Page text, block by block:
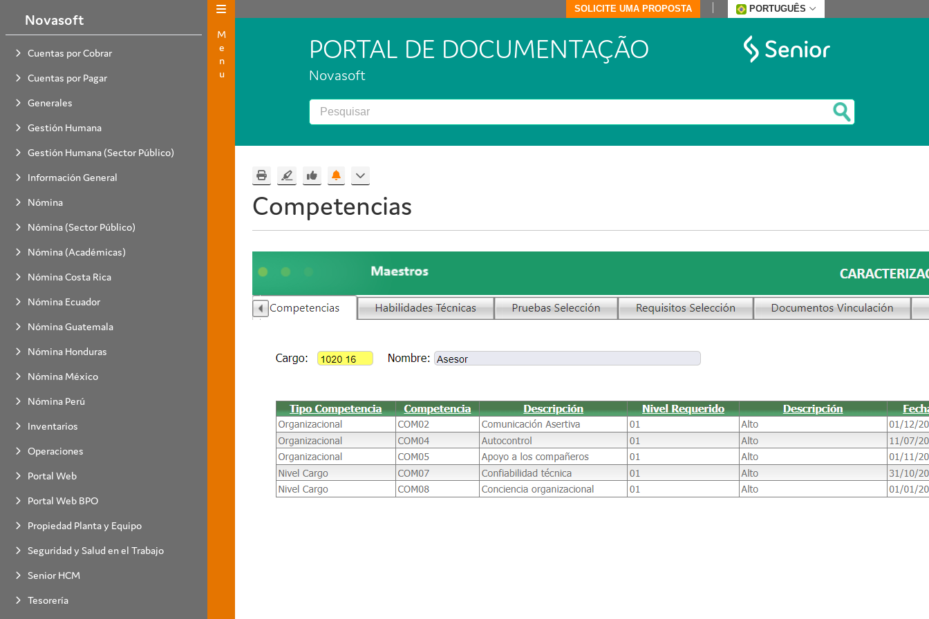
Novasoft
Cuentas por Cobrar
Cuentas por Pagar
Generales
Gestión Humana
Gestión Humana (Sector Público)
Información General
Nómina
Nómina (Sector Público)
Nómina (Académicas)
Nómina Costa Rica
Nómina Ecuador
Nómina Guatemala
Nómina Honduras
Nómina México
Nómina Perú
Inventarios
Operaciones
Portal Web
Portal Web BPO
Propiedad Planta y Equipo
Seguridad y Salud en el Trabajo
Senior HCM
Tesorería
Menu
SOLICITE UMA PROPOSTA PORTUGUÊS
PORTAL DE DOCUMENTAÇÃO
Novasoft
Competencias